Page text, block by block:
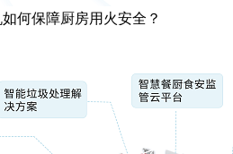
何保障厨房用火安全？